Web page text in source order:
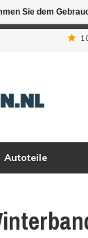
Autoteile
Sie dem
Aufgrund der